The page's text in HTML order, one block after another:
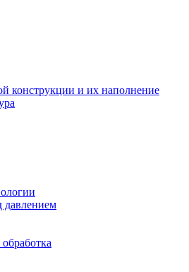
конструкции и их наполнение
давлением